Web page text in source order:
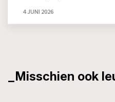
4 JUNI 2026
_Misschien ook